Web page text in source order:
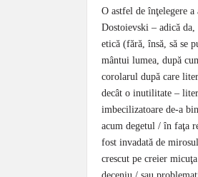
O astfel de înţelegere
Dostoievski – adică
etică (fără, însă, să se
mântui lumea, după
corolarul după care
decât o inutilitate –
imbecilizatoare de-a
acum degetul / în faţa
fost invadată de
crescut pe creier